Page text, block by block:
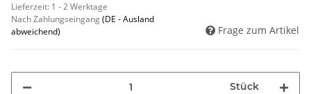
Lieferzeit: 1 - 2 Werktage
Nach Zahlungseingang(DE - Ausland
abweichend)
Frage zum Artikel
Stück